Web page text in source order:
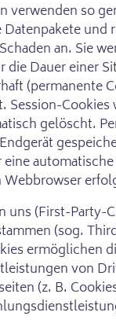
verwenden so
und
an. Sie
Dauer einer
(permanente
Session-Cookies
gelöscht.
Webbrowser
uns (First-Party-
(sog.
ermöglichen
von
(z. B.